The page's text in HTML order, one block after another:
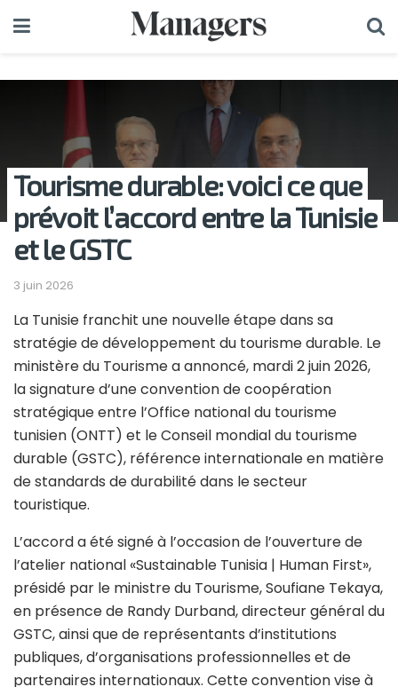
Tourisme durable: voici ce que
prévoit l’accord entre la Tunisie
et le GSTC
3 juin 2026
La Tunisie franchit une nouvelle étape dans sa
stratégie de développement du tourisme durable. Le
ministère du Tourisme a annoncé, mardi 2 juin 2026,
la signature d’une convention de coopération
stratégique entre l’Office national du tourisme
tunisien (ONTT) et le Conseil mondial du tourisme
durable (GSTC), référence internationale en matière
de standards de durabilité dans le secteur
touristique.
L’accord a été signé à l’occasion de l’ouverture de
l’atelier national «Sustainable Tunisia | Human First»,
présidé par le ministre du Tourisme, Soufiane Tekaya,
en présence de Randy Durband, directeur général du
GSTC, ainsi que de représentants d’institutions
publiques, d’organisations professionnelles et de
partenaires internationaux. Cette convention vise à